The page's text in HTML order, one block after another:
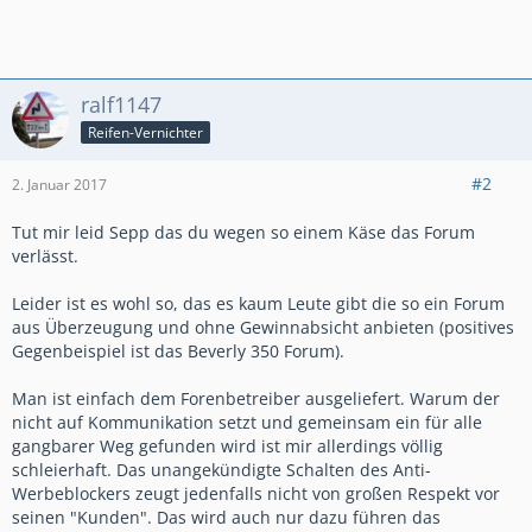
(ähnlich wie im Androidforum)
zweite Idee:(mein Favorit)
Du kalkulierst einfach mal Deine direkten Kosten für das
Forum und Deine bisherigen Einnahmen aus den Werbungen,
die Du über das Forum reinbekommen hast.
Das nimmst Du als Grundlage und legst noch 5-10% oben
drauf damits ein runder Betrag wird.
Dann entfernst Du alle Werbung und setzt den so ermittelten
(PayPal o.ä.) für einen werbefreien Forumsbereich. (am
Besten noch einen Balken wie bei Wikipedia, wieviel % noch
benötigt werden für weitere ... Tage werbeifreien
Ich kann Dir mit wirklich fast 100%iger Sicherheit versichern,
dass Du so in kürzester Zeit den Betrag reinbekommst...
Die Links zu den Werbeseiten oben könnten bleiben, weil die
wirklich nicht stören und aktiv vom User angeklickt werden
müssen.
ralf1147
Reifen-Vernichter
2. Januar 2017 #2
Tut mir leid Sepp das du wegen so einem Käse das Forum
verlässt.
Leider ist es wohl so, das es kaum Leute gibt die so ein Forum
aus Überzeugung und ohne Gewinnabsicht anbieten (positives
Gegenbeispiel ist das Beverly 350 Forum).
Man ist einfach dem Forenbetreiber ausgeliefert. Warum der
nicht auf Kommunikation setzt und gemeinsam ein für alle
gangbarer Weg gefunden wird ist mir allerdings völlig
schleierhaft. Das unangekündigte Schalten des Anti-
Werbeblockers zeugt jedenfalls nicht von großen Respekt vor
seinen "Kunden". Das wird auch nur dazu führen das